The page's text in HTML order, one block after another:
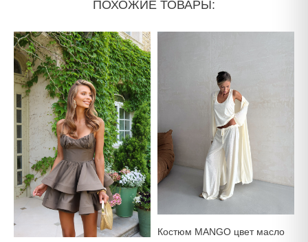
ПОХОЖИЕ ТОВАРЫ:
Костюм MANGO цвет масло